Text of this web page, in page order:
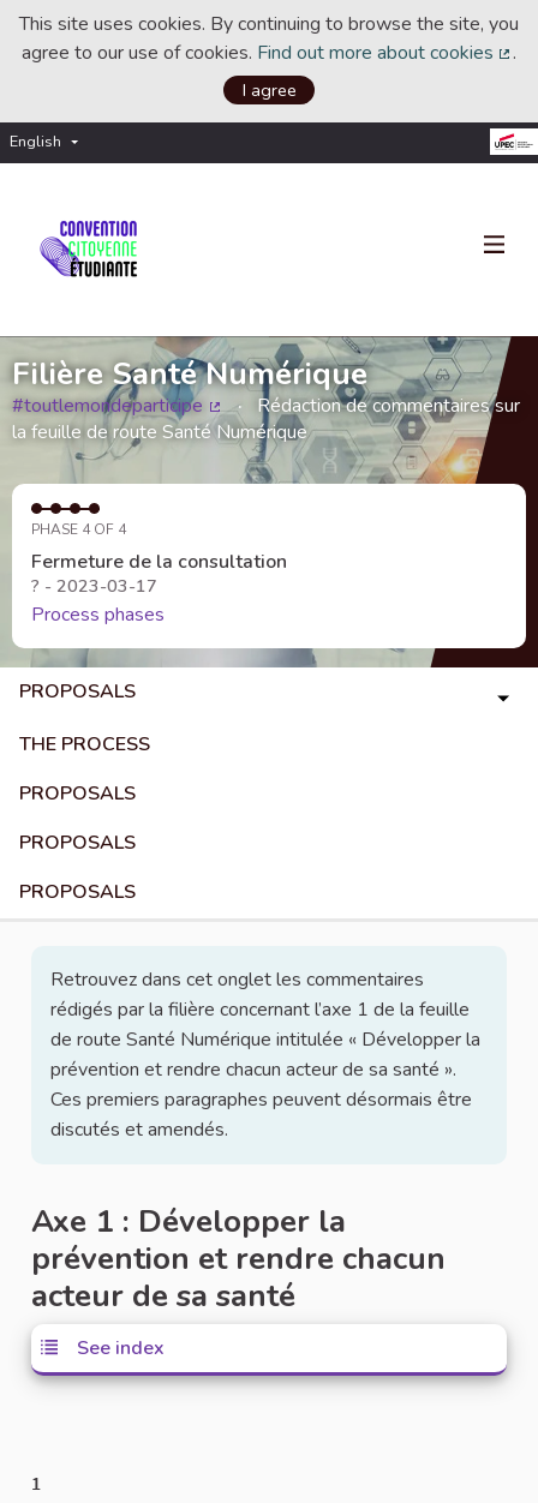
This site uses cookies. By continuing to browse the site, you
agree to our use of cookies. Find out more about cookies .
I agree
English Choisir la langue
Filière Santé Numérique
#toutlemondeparticipe
(External link)
Rédaction de commentaires sur
la feuille de route Santé Numérique
PHASE 4 OF 4
Fermeture de la consultation
? - 2023-03-17
Process phases
PROPOSALS
THE PROCESS
PROPOSALS
PROPOSALS
PROPOSALS
Retrouvez dans cet onglet les commentaires
rédigés par la filière concernant l’axe 1 de la feuille
de route Santé Numérique intitulée « Développer la
prévention et rendre chacun acteur de sa santé ».
Ces premiers paragraphes peuvent désormais être
discutés et amendés.
Axe 1 : Développer la
prévention et rendre chacun
acteur de sa santé
See index
1